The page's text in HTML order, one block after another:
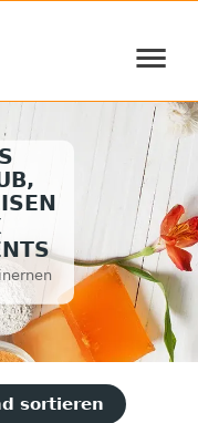
≡
sortieren